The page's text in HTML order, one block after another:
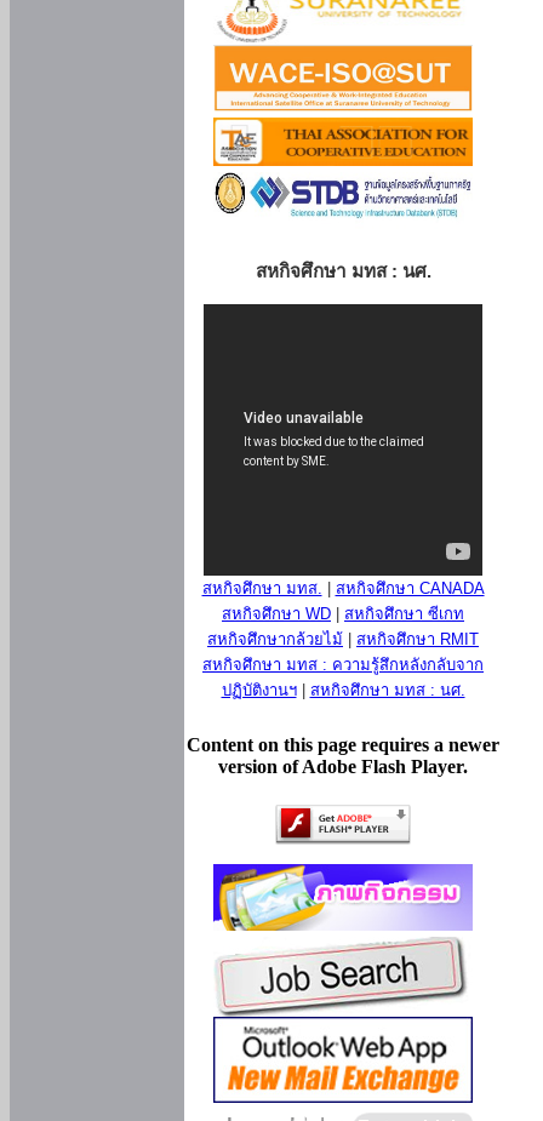
สหกิจศึกษา มทส : นศ.
สหกิจศึกษา มทส.
สหกิจศึกษา CANADA
สหกิจศึกษา WD
สหกิจศึกษา ซีเกท
สหกิจศึกษากล้วยไม้
สหกิจศึกษา RMIT
สหกิจศึกษา มทส : ความรู้สึกหลังกลับจาก
ปฏิบัติงานฯ| สหกิจศึกษา มทส : นศ.
Content on this page requires a newer
version of Adobe Flash Player.